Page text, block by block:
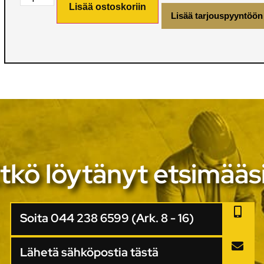
Lisää ostoskoriin
Lisää tarjouspyyntöön
löytänyt
Soita 044 238 6599 (Ark. 8 - 16)
Lähetä sähköpostia tästä